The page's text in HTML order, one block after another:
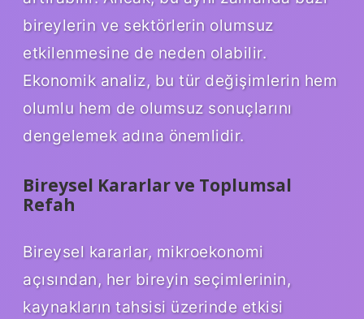
bireylerin ve sektörlerin olumsuz
etkilenmesine de neden olabilir.
Ekonomik analiz, bu tür değişimlerin hem
olumlu hem de olumsuz sonuçlarını
dengelemek adına önemlidir.
Bireysel Kararlar ve Toplumsal
Refah
Bireysel kararlar, mikroekonomi
açısından, her bireyin seçimlerinin,
kaynakların tahsisi üzerinde etkisi